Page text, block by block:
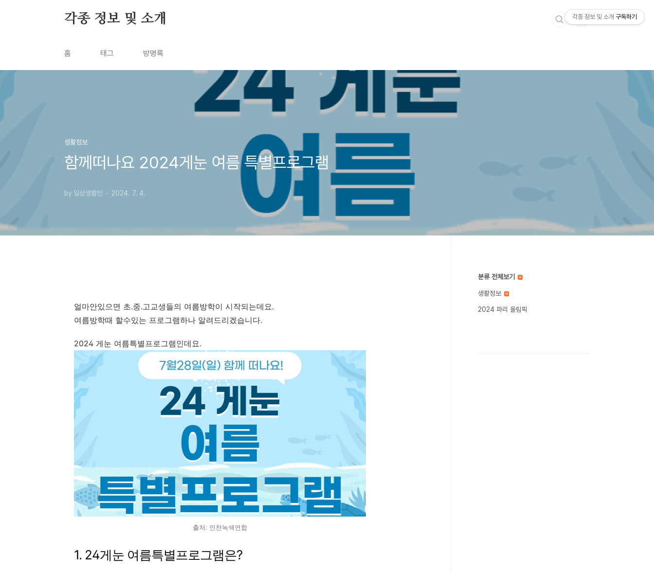
각종 정보 및 소개
홈 태그 방명록
생활정보
함께떠나요 2024게눈 여름 특별프로그램
by 일상생활인 2024. 7. 4.
얼마안있으면 초.중.고교생들의 여름방학이 시작되는데요.
여름방학때 할수있는 프로그램하나 알려드리겠습니다.
2024 게눈 여름특별프로그램인데요.
출처: 인천녹색연합
1. 24게눈 여름특별프로그램은?
분류 전체보기
생활정보
2024 파리 올림픽
각종 정보 및 소개 구독하기